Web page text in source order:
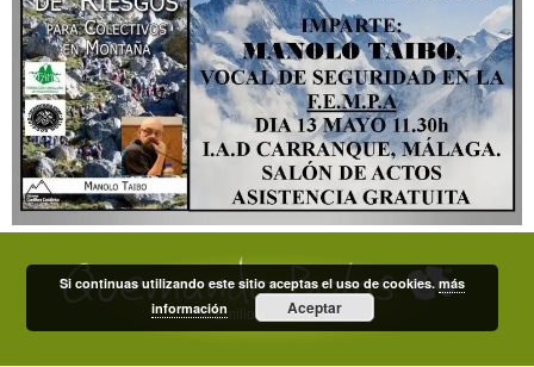
© Emilio Domínguez
Si continuas utilizando este sitio aceptas el uso de cookies.más
información
Aceptar